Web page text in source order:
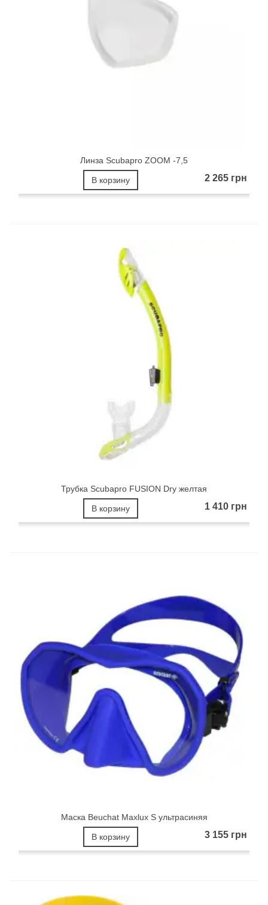
Линза Scubapro ZOOM -7,5
2 265 грн
В корзину
Трубка Scubapro FUSION Dry желтая
1 410 грн
В корзину
Маска Beuchat Maxlux S ультрасиняя
3 155 грн
В корзину